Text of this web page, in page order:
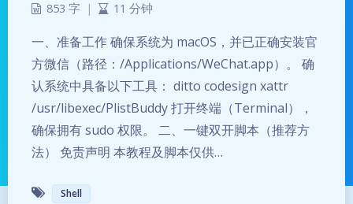
853 字 | 11 分钟
一、准备工作 确保系统为 macOS，并已正确安装官
方微信（路径：/Applications/WeChat.app）。 确
认系统中具备以下工具： ditto codesign xattr
/usr/libexec/PlistBuddy 打开终端（Terminal），
确保拥有 sudo 权限。 二、一键双开脚本（推荐方
法） 免责声明 本教程及脚本仅供…
Shell